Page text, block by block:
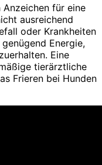
Anzeichen für eine
ausreichend
oder Krankheiten
Energie,
Eine
tierärztliche
Frieren bei Hunden